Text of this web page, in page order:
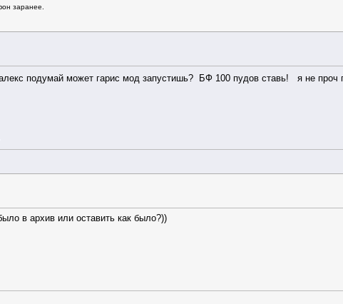
заранее.
подумай может гарис мод запустишь? БФ 100 пудов ставь! я не проч
в архив или оставить как было?))